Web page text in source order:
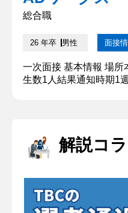
交えて話をしました。
においてポジションを変
総合職
26 年卒 男性 面接
一次面接 基本情報 場所
生数1人結果通知時期1
ところが良いのですか
生からさまざまな球技
解説コ